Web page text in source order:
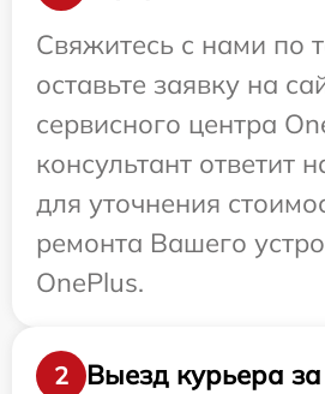
Свяжитесь с нами по
оставьте заявку на
сервисного центра
консультант ответит
для уточнения
ремонта Вашего
OnePlus.
2
Выезд курьера